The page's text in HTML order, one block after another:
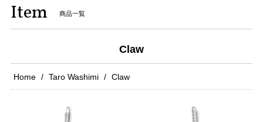
Item 商品一覧
Claw
Home Taro Washimi Claw